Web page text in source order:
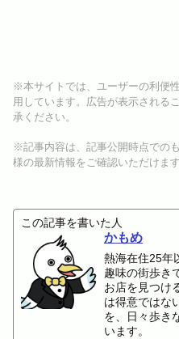
※本サイトでは、ユーザーの利便
用しています。広告が表示される
承ください。
※記事内容は、記事公開時点での
様の最新情報をご確認いただけま
この記事を書いた人
かもめ
熱海在住25年
趣味の街歩き
お店を見つけ
は得意ではな
を、日々歩き
います。